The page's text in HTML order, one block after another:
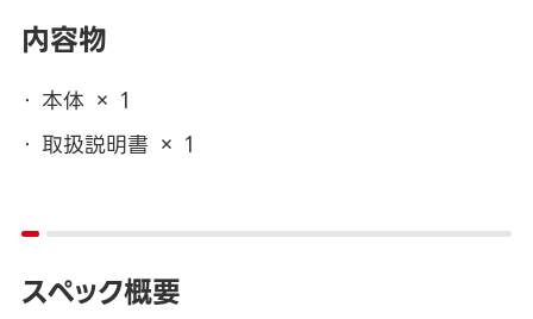
内容物
本体 × 1
取扱説明書 × 1
スペック概要